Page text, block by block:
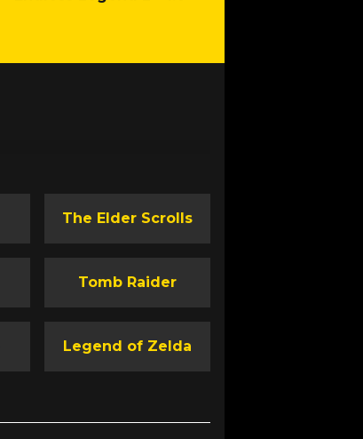
The Elder Scrolls
Tomb Raider
Legend of Zelda